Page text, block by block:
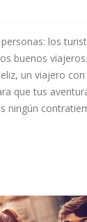
los
buenos
un viajero
que tus
ningún